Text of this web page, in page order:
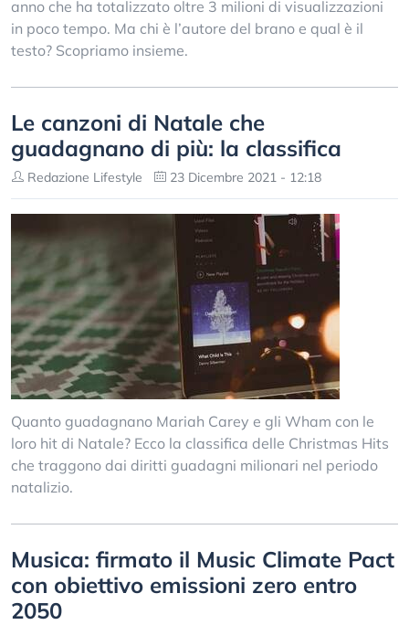
anno che ha totalizzato oltre 3 milioni di visualizzazioni
in poco tempo. Ma chi è l’autore del brano e qual è il
testo? Scopriamo insieme.
Le canzoni di Natale che
guadagnano di più: la classifica
Redazione Lifestyle 23 Dicembre 2021 - 12:18
Quanto guadagnano Mariah Carey e gli Wham con le
loro hit di Natale? Ecco la classifica delle Christmas Hits
che traggono dai diritti guadagni milionari nel periodo
natalizio.
Musica: firmato il Music Climate Pact
con obiettivo emissioni zero entro
2050